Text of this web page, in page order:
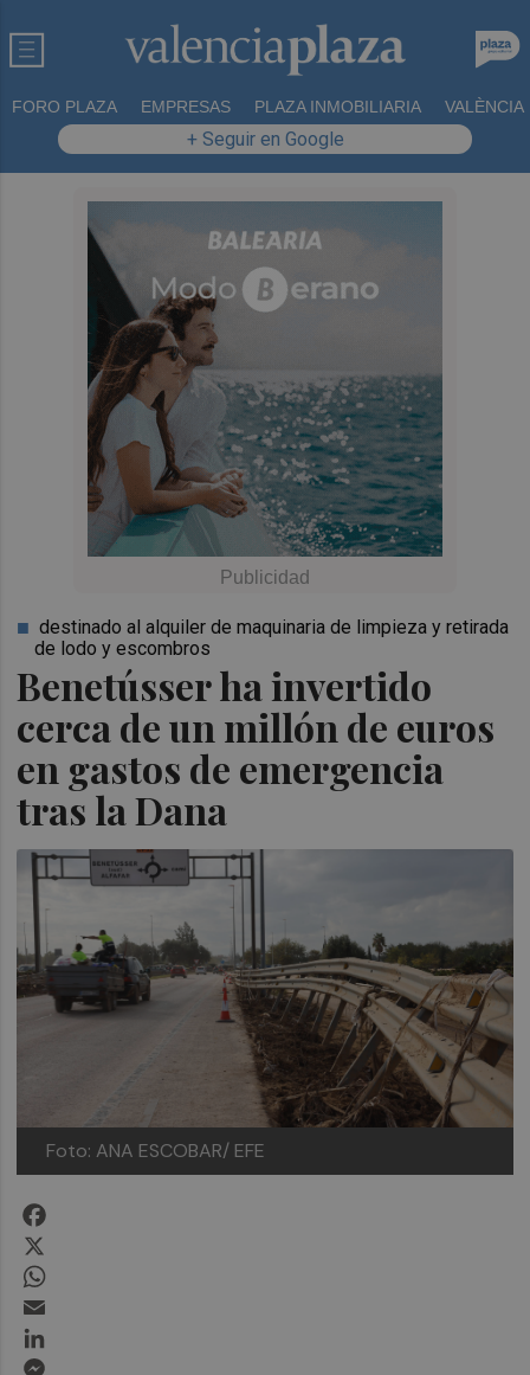
FORO PLAZA EMPRESAS PLAZA INMOBILIARIA VALÈNCIA
+ Seguir en Google
Benetússer ha invertido
cerca de un millón de euros
en gastos de emergencia
tras la Dana
destinado al alquiler de maquinaria de limpieza y retirada
de lodo y escombros
Foto: ANA ESCOBAR/ EFE